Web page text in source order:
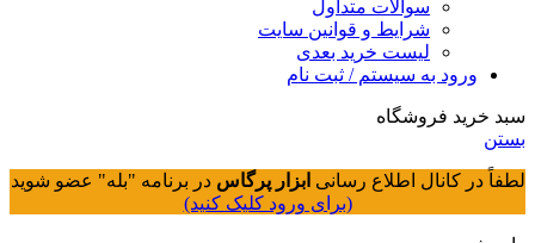
سوالات متداول
شرایط و قوانین سایت
لیست خرید بعدی
ورود به سیستم / ثبت نام
سبد خرید فروشگاه
بستن
لطفاً در کانال اطلاع رسانی ابزار پرگاس در برنامه "بله" عضو شوید
(برای ورود کلیک کنید)